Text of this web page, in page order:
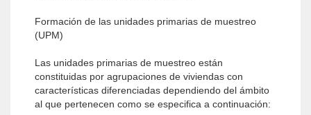
Formación de las unidades primarias de muestreo
(UPM)
Las unidades primarias de muestreo están
constituidas por agrupaciones de viviendas con
características diferenciadas dependiendo del ámbito
al que pertenecen como se especifica a continuación: